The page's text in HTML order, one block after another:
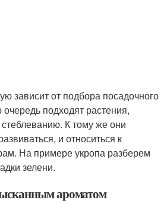
зависит от подбора посадочного
подходят растения,
К тому же они
и относиться к
На примере укропа разберем
зелени.
ароматом